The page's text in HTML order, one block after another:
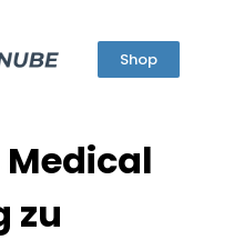
Shop
Medical
zu